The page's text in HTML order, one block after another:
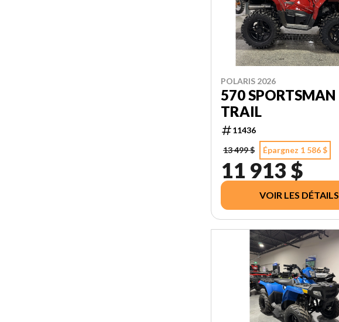
POLARIS 2026
570 SPORTSMAN
TRAIL
11436
13 499 $
Épargnez 1 586 $
11 913 $
VOIR LES DÉTAILS